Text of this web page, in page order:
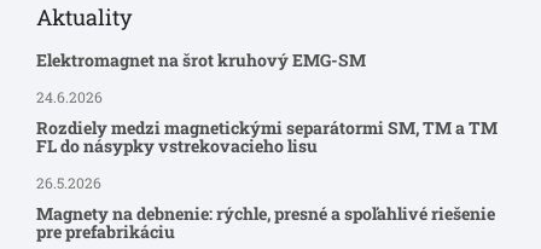
Aktuality
Elektromagnet na šrot kruhový EMG-SM
24.6.2026
Rozdiely medzi magnetickými separátormi SM, TM a TM
FL do násypky vstrekovacieho lisu
26.5.2026
Magnety na debnenie: rýchle, presné a spoľahlivé riešenie
pre prefabrikáciu